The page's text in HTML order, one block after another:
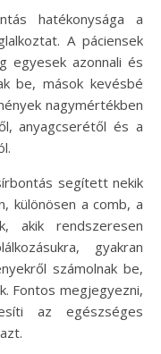
hatékonysága a
A páciensek
egyesek azonnali és
be, mások kevésbé
nagymértékben
anyagcserétől és a
segített nekik
különösen a comb, a
akik rendszeresen
gyakran
számolnak be,
Fontos megjegyezni,
az egészséges